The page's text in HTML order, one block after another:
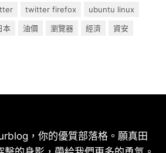
twitter firefox
ubuntu linux
本 油價 瀏覽器 經濟
資安
，你的優質部落格。願真田